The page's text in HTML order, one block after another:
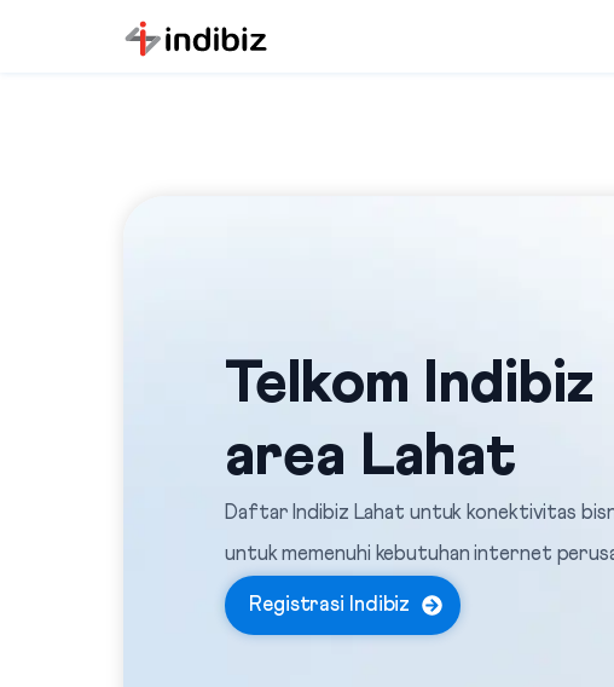
Telkom Indibiz
area Lahat
Daftar Indibiz Lahat untuk konektivitas
untuk memenuhi kebutuhan internet
Registrasi Indibiz